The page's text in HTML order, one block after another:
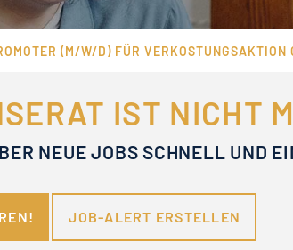
(M/W/D) FÜR VERKOSTUNGSAKTION
IST NICHT
NEUE JOBS SCHNELL UND
JOB-ALERT ERSTELLEN